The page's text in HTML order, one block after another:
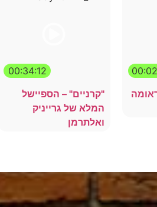
00:34:12
"קרניים" – הספיישל
המלא של גרייניק
ואלתרמן